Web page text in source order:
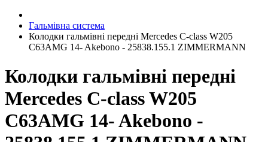
Гальмівна система
Колодки гальмівні передні Mercedes C-class W205
C63AMG 14- Akebono - 25838.155.1 ZIMMERMANN
Колодки гальмівні передні
Mercedes C-class W205
C63AMG 14- Akebono -